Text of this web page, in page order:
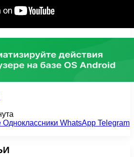
Одноклассники WhatsApp Telegram